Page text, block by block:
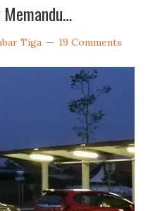
Memandu…
Tiga 19 Comments